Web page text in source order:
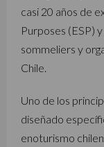
casi 20 años de
Purposes (ESP)
sommeliers y
Chile.
Uno de los
diseñado
enoturismo